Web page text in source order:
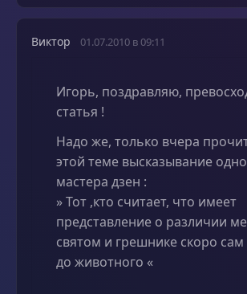
Виктор 01.07.2010 в 09:11
Игорь, поздравляю,
статья !
Надо же, только вчера
этой теме высказывание
мастера дзен :
» Тот ,кто считает, что имеет
представление о различии
святом и грешнике скоро сам
до животного «